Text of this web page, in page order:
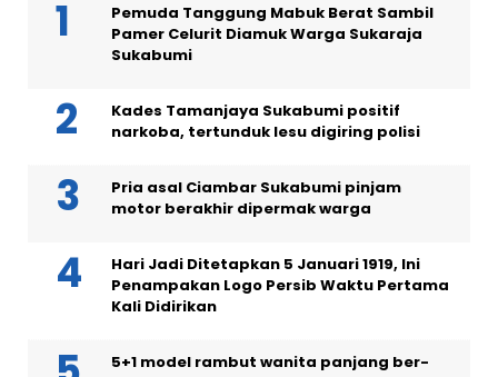
Pemuda Tanggung Mabuk Berat Sambil
Pamer Celurit Diamuk Warga Sukaraja
Sukabumi
Kades Tamanjaya Sukabumi positif
narkoba, tertunduk lesu digiring polisi
Pria asal Ciambar Sukabumi pinjam
motor berakhir dipermak warga
Hari Jadi Ditetapkan 5 Januari 1919, Ini
Penampakan Logo Persib Waktu Pertama
Kali Didirikan
5+1 model rambut wanita panjang ber-